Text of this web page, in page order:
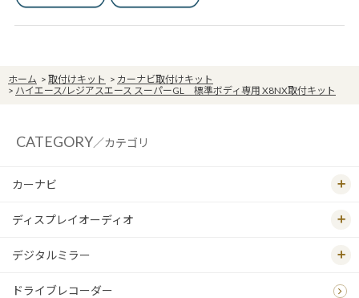
ホーム > 取付けキット > カーナビ取付けキット
> ハイエース/レジアスエース スーパーGL 標準ボディ専用 X8NX取付キット
CATEGORY／カテゴリ
カーナビ
ディスプレイオーディオ
デジタルミラー
ドライブレコーダー